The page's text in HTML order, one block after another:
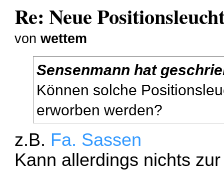
Re: Neue
vonwettem
Sensenmann hat
Können solche
erworben werden?
z.B. Fa. Sassen
Kann allerdings nichts